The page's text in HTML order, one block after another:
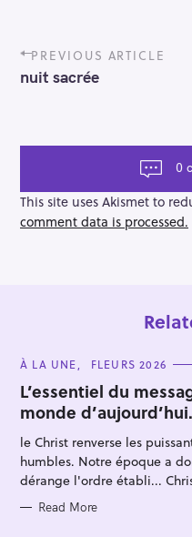
P
s
a
g
a
t
PREVIOUS ARTICLE
nuit sacrée
0
This site uses Akismet to
comment data is processed.
C
T
E
G
O
R
I
E
S
À LA UNE FLEURS 2026
L’essentiel du
monde
le Christ renverse les
humbles. Notre époque a
dérange l'ordre établi...
Read More